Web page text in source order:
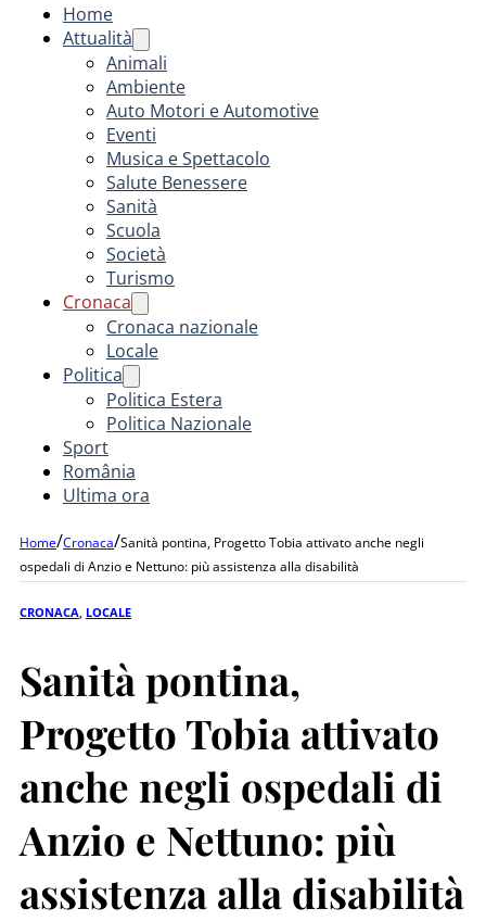
Home
Attualità
Animali
Ambiente
Auto Motori e Automotive
Eventi
Musica e Spettacolo
Salute Benessere
Sanità
Scuola
Società
Turismo
Cronaca
Cronaca nazionale
Locale
Politica
Politica Estera
Politica Nazionale
Sport
România
Ultima ora
Home/Cronaca/Sanità pontina, Progetto Tobia attivato anche negli
ospedali di Anzio e Nettuno: più assistenza alla disabilità
CRONACA LOCALE
Sanità pontina,
Progetto Tobia attivato
anche negli ospedali di
Anzio e Nettuno: più
assistenza alla disabilità